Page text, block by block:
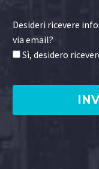
Desideri ricevere
via email?
Sì, desidero